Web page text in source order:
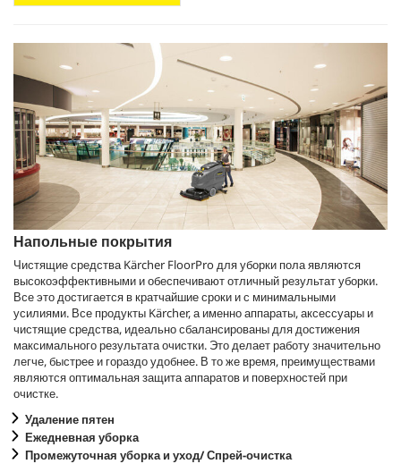
Напольные покрытия
Чистящие средства Kärcher FloorPro для уборки пола являются
высокоэффективными и обеспечивают отличный результат уборки.
Все это достигается в кратчайшие сроки и с минимальными
усилиями. Все продукты Kärcher, а именно аппараты, аксессуары и
чистящие средства, идеально сбалансированы для достижения
максимального результата очистки. Это делает работу значительно
легче, быстрее и гораздо удобнее. В то же время, преимуществами
являются оптимальная защита аппаратов и поверхностей при
очистке.
Удаление пятен
Ежедневная уборка
Промежуточная уборка и уход/ Спрей-очистка